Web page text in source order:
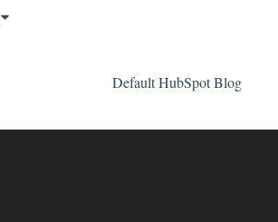
Vis undermeny for oversettelser
Default HubSpot Blog